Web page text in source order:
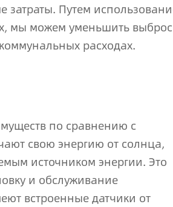
затраты. Путем
мы можем уменьшить
расходах.
по сравнению с
свою энергию от солнца,
источником энергии. Это
и обслуживание
встроенные датчики от